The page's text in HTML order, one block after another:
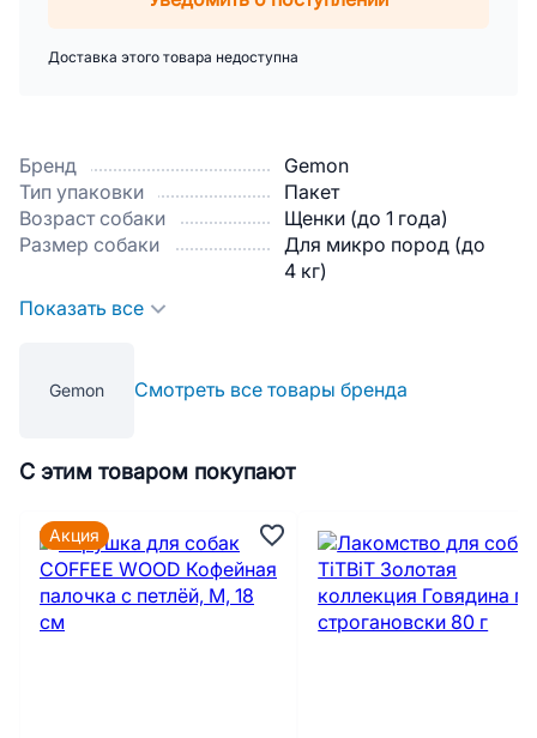
Бренд
Gemon
Тип упаковки
Пакет
Возраст собаки
Щенки (до 1 года)
Размер собаки
Для микро пород (до
4 кг)
Показать все
Gemon Смотреть все товары бренда
Доставка этого товара недоступна
С этим товаром покупают
Акция